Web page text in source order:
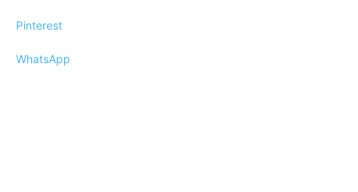
Pinterest
WhatsApp